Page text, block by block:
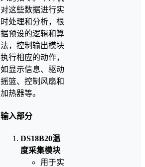
对这些数据进行实
时处理和分析，根
据预设的逻辑和算
法，控制输出模块
执行相应的动作，
如显示信息、驱动
摇篮、控制风扇和
加热器等。
输入部分
DS18B20温
度采集模块
用于实